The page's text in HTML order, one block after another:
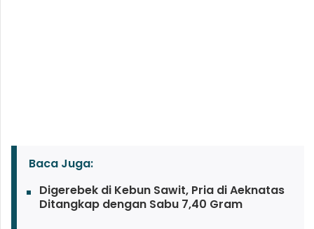
Baca Juga:
Digerebek di Kebun Sawit, Pria di Aeknatas
Ditangkap dengan Sabu 7,40 Gram